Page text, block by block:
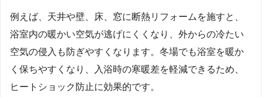
例えば、天井や壁、床、窓に断熱リフォームを施すと、
浴室内の暖かい空気が逃げにくくなり、外からの冷たい
空気の侵入も防ぎやすくなります。冬場でも浴室を暖か
く保ちやすくなり、入浴時の寒暖差を軽減できるため、
ヒートショック防止に効果的です。